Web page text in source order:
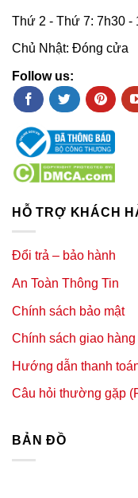
Thứ 2 - Thứ 7: 7h30 -
Chủ Nhật: Đóng cửa
Follow us:
HỖ TRỢ KHÁCH
Đổi trả – bảo hành
An Toàn Thông Tin
Chính sách bảo mật
Chính sách giao hàng
Hướng dẫn thanh
Câu hỏi thường gặp
BẢN ĐỒ